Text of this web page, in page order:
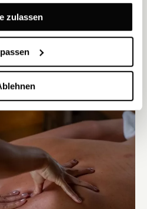
zulassen
55 °C Bio-Sauna und einer 45
verfügen über Glaswände mit
und bieten einen
Adria.